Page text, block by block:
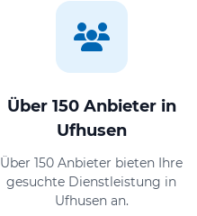
Über 150 Anbieter in
Ufhusen
Über 150 Anbieter bieten Ihre
gesuchte Dienstleistung in
Ufhusen an.